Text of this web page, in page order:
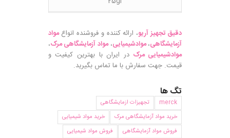
دقیق تجهیز آریو، ارائه کننده و فروشنده انواعمواد
آزمایشگاهی،موادشیمیایی،مواد آزمایشگاهی مرک،
موادشیمیایی مرک در ایران با بهترین کیفیت و
قیمت. جهت سفارش با ما تماس بگیرید.
تگ ها
merck
تجهیزات ازمایشگاهی
خرید مواد آزمایشگاهی مرک
خرید مواد شیمیایی
فروش مواد آزمایشگاهی
فروش مواد شیمیایی